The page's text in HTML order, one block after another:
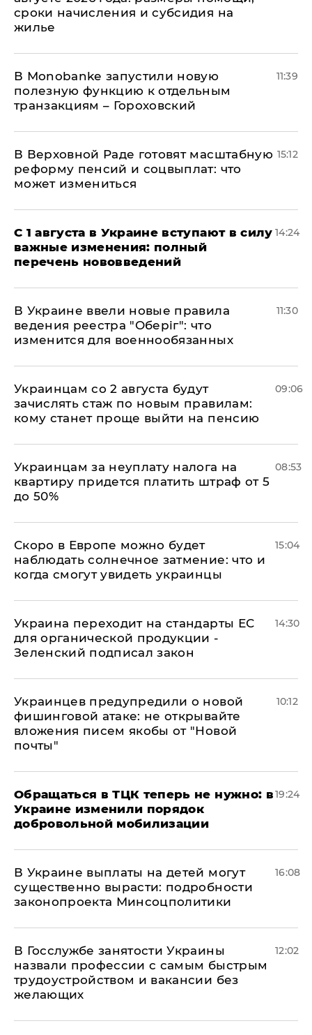
сроки начисления и субсидия на
жилье
В Мonobankе запустили новую
полезную функцию к отдельным
транзакциям – Гороховский
11:39
В Верховной Раде готовят масштабную
реформу пенсий и соцвыплат: что
может измениться
15:12
С 1 августа в Украине вступают в силу
важные изменения: полный
перечень нововведений
14:24
В Украине ввели новые правила
ведения реестра "Оберіг": что
изменится для военнообязанных
11:30
Украинцам со 2 августа будут
зачислять стаж по новым правилам:
кому станет проще выйти на пенсию
09:06
Украинцам за неуплату налога на
квартиру придется платить штраф от 5
до 50%
08:53
Скоро в Европе можно будет
наблюдать солнечное затмение: что и
когда смогут увидеть украинцы
15:04
Украина переходит на стандарты ЕС
для органической продукции -
Зеленский подписал закон
14:30
Украинцев предупредили о новой
фишинговой атаке: не открывайте
вложения писем якобы от "Новой
почты"
10:12
Обращаться в ТЦК теперь не нужно: в
Украине изменили порядок
добровольной мобилизации
19:24
В Украине выплаты на детей могут
существенно вырасти: подробности
законопроекта Минсоцполитики
16:08
В Госслужбе занятости Украины
назвали профессии с самым быстрым
трудоустройством и вакансии без
желающих
12:02